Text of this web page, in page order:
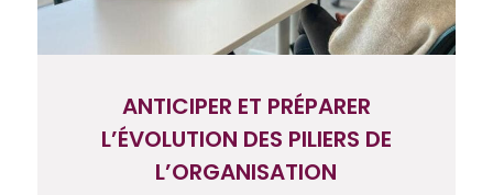
ANTICIPER ET PRÉPARER
L’ÉVOLUTION DES PILIERS DE
L’ORGANISATION